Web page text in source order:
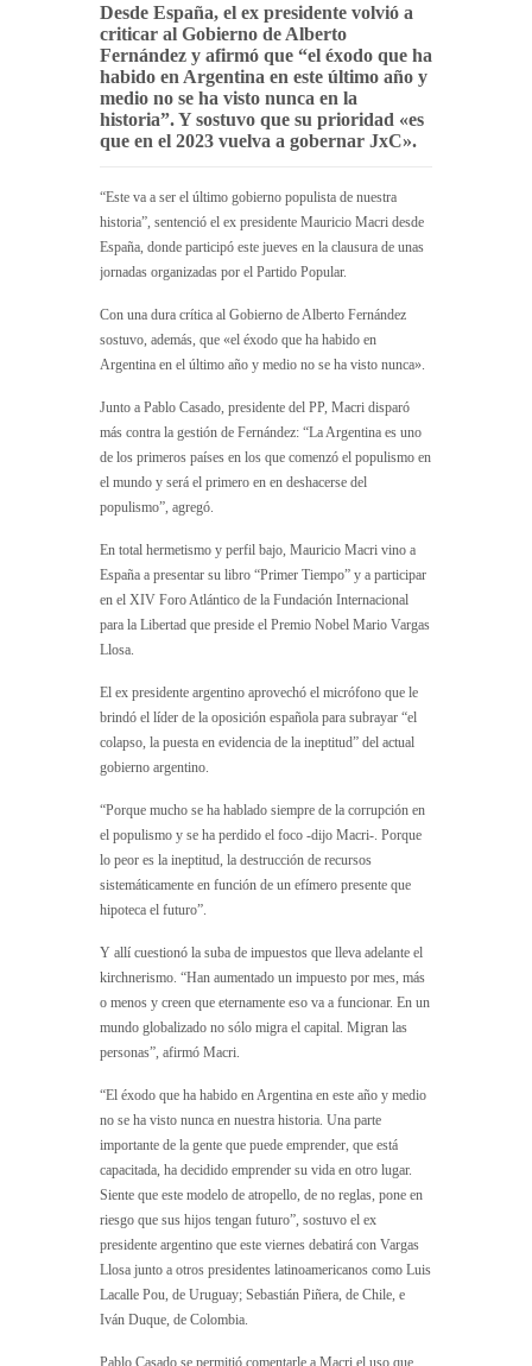
Desde España, el ex presidente volvió a
criticar al Gobierno de Alberto
Fernández y afirmó que “el éxodo que ha
habido en Argentina en este último año y
medio no se ha visto nunca en la
historia”. Y sostuvo que su prioridad «es
que en el 2023 vuelva a gobernar JxC».
“Este va a ser el último gobierno populista de nuestra
historia”, sentenció el ex presidente Mauricio Macri desde
España, donde participó este jueves en la clausura de unas
jornadas organizadas por el Partido Popular.
Con una dura crítica al Gobierno de Alberto Fernández
sostuvo, además, que «el éxodo que ha habido en
Argentina en el último año y medio no se ha visto nunca».
Junto a Pablo Casado, presidente del PP, Macri disparó
más contra la gestión de Fernández: “La Argentina es uno
de los primeros países en los que comenzó el populismo en
el mundo y será el primero en en deshacerse del
populismo”, agregó.
En total hermetismo y perfil bajo, Mauricio Macri vino a
España a presentar su libro “Primer Tiempo” y a participar
en el XIV Foro Atlántico de la Fundación Internacional
para la Libertad que preside el Premio Nobel Mario Vargas
Llosa.
El ex presidente argentino aprovechó el micrófono que le
brindó el líder de la oposición española para subrayar “el
colapso, la puesta en evidencia de la ineptitud” del actual
gobierno argentino.
“Porque mucho se ha hablado siempre de la corrupción en
el populismo y se ha perdido el foco -dijo Macri-. Porque
lo peor es la ineptitud, la destrucción de recursos
sistemáticamente en función de un efímero presente que
hipoteca el futuro”.
Y allí cuestionó la suba de impuestos que lleva adelante el
kirchnerismo. “Han aumentado un impuesto por mes, más
o menos y creen que eternamente eso va a funcionar. En un
mundo globalizado no sólo migra el capital. Migran las
personas”, afirmó Macri.
“El éxodo que ha habido en Argentina en este año y medio
no se ha visto nunca en nuestra historia. Una parte
importante de la gente que puede emprender, que está
capacitada, ha decidido emprender su vida en otro lugar.
Siente que este modelo de atropello, de no reglas, pone en
riesgo que sus hijos tengan futuro”, sostuvo el ex
presidente argentino que este viernes debatirá con Vargas
Llosa junto a otros presidentes latinoamericanos como Luis
Lacalle Pou, de Uruguay; Sebastián Piñera, de Chile, e
Iván Duque, de Colombia.
Pablo Casado se permitió comentarle a Macri el uso que,